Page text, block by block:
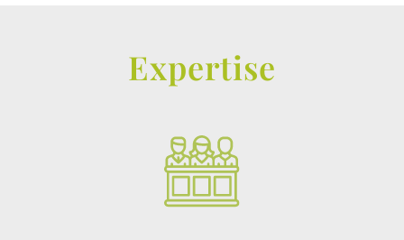
Expertise